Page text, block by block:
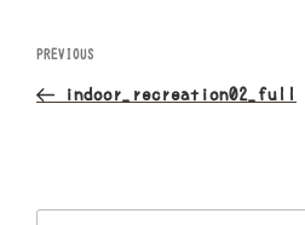
投
稿
ビ
Previous
Post
PREVIOUS
indoor_recreation02_full